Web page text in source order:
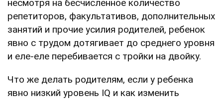
несмотря на бесчисленное количество
репетиторов, факультативов, дополнительных
занятий и прочие усилия родителей, ребенок
явно с трудом дотягивает до среднего уровня
и еле-еле перебивается с тройки на двойку.
Что же делать родителям, если у ребенка
явно низкий уровень IQ и как изменить